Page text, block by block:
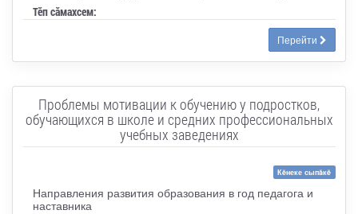
Тӗп сӑмахсем:
Перейти
Проблемы мотивации к обучению у подростков,
обучающихся в школе и средних профессиональных
учебных заведениях
Кĕнеке сыпăкĕ
Направления развития образования в год педагога и
наставника